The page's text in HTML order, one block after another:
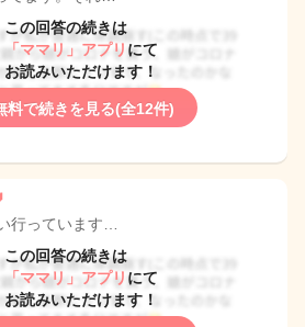
この回答の続きは
「ママリ」アプリ にて
お読みいただけます！
料で続きを見る(全12件)
行っています…
この回答の続きは
「ママリ」アプリ にて
お読みいただけます！